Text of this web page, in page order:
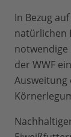
In Bezug
natürlichen
notwendige
der WWF
Ausweitung